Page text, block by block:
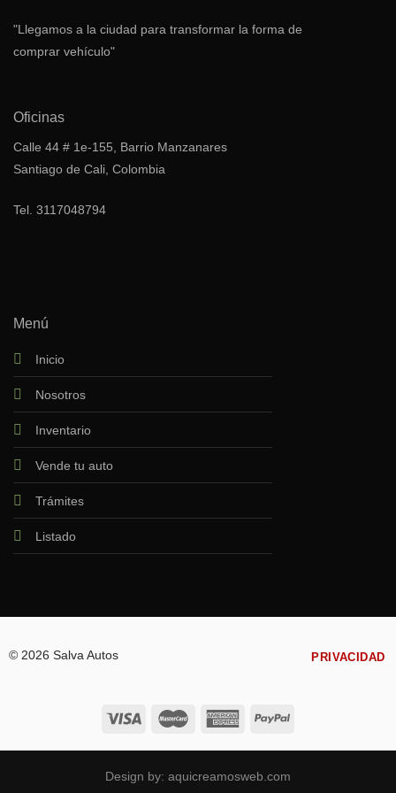
"Llegamos a la ciudad para transformar la forma de
comprar vehículo"
Menú
Inicio
Nosotros
Inventario
Vende tu auto
Trámites
Listado
Oficinas
Calle 44 # 1e-155, Barrio Manzanares
Santiago de Cali, Colombia
Tel. 3117048794
© 2026 Salva Autos PRIVACIDAD
Design by: aquicreamosweb.com